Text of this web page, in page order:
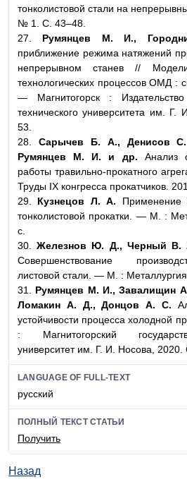
тонколистовой стали на
№ 1. С. 43–48.
27. Румянцев М. И.,
приближение режима натяжений
непрерывном станев //
технологических процессов ОМД :
— Магнитогорск : Издательство
технического университета им.
53.
28.
Сарычев Б. А., Денисов
Румянцев М. И. и др. Анализ
работы травильно-прокатного
Труды IX конгресса прокатчиков.
29. Кузнецов Л. А. Применение
тонколистовой прокатки. — М. :
с.
30.Железнов Ю. Д., Черный В.
Совершенствование
листовой стали. — М. :
31.
Румянцев М. И., Завалищин
Ломакин А. Д., Донцов А. С.
устойчивости процесса холодной
: Магнитогорский
университет им. Г. И. Носова, 2020.
LANGUAGE OF FULL-TEXT
русский
ПОЛНЫЙ ТЕКСТ СТАТЬИ
Получить
Назад